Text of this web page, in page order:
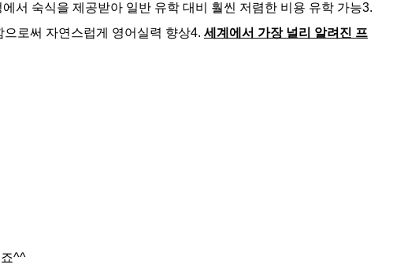
서 숙식을 제공받아 일반 유학 대비 훨씬 저렴한 비용 유학 가능3.
로써 자연스럽게 영어실력 향상4. 세계에서 가장 널리 알려진 프
^^